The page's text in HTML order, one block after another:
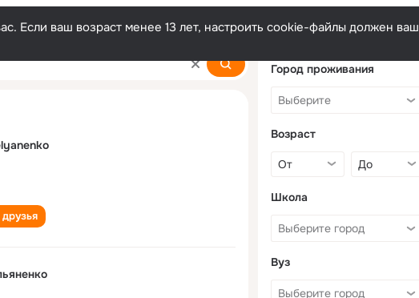
Если ваш возраст менее 13 лет, настроить cookie-файлы должен ваш
Город проживания
Возраст
Школа
Вуз